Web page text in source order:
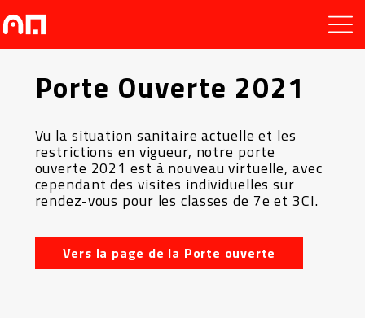
Porte Ouverte 2021
Vu la situation sanitaire actuelle et les
restrictions en vigueur, notre porte
ouverte 2021 est à nouveau virtuelle, avec
cependant des visites individuelles sur
rendez-vous pour les classes de 7e et 3CI.
Vers la page de la Porte ouverte